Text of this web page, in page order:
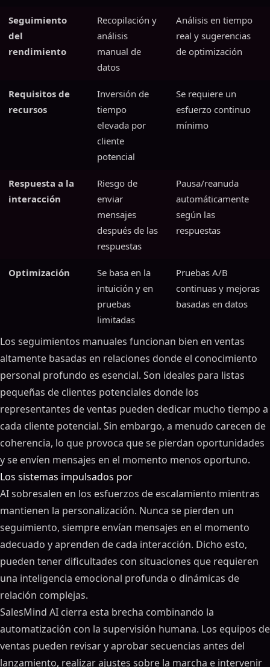
Seguimiento
del
rendimiento
Recopilación y
análisis
manual de
datos
Análisis en tiempo
real y sugerencias
de optimización
Requisitos de
recursos
Inversión de
tiempo
elevada por
cliente
potencial
Se requiere un
esfuerzo continuo
mínimo
Respuesta a la
interacción
Riesgo de
enviar
mensajes
después de las
respuestas
Pausa/reanuda
automáticamente
según las
respuestas
Optimización
Se basa en la
intuición y en
pruebas
limitadas
Pruebas A/B
continuas y mejoras
basadas en datos
Los seguimientos manuales funcionan bien en ventas
altamente basadas en relaciones donde el conocimiento
personal profundo es esencial. Son ideales para listas
pequeñas de clientes potenciales donde los
representantes de ventas pueden dedicar mucho tiempo a
cada cliente potencial. Sin embargo, a menudo carecen de
coherencia, lo que provoca que se pierdan oportunidades
y se envíen mensajes en el momento menos oportuno.
Los sistemas impulsados por
AI sobresalen en los esfuerzos de escalamiento mientras
mantienen la personalización. Nunca se pierden un
seguimiento, siempre envían mensajes en el momento
adecuado y aprenden de cada interacción. Dicho esto,
pueden tener dificultades con situaciones que requieren
una inteligencia emocional profunda o dinámicas de
relación complejas.
SalesMind AI cierra esta brecha combinando la
automatización con la supervisión humana. Los equipos de
ventas pueden revisar y aprobar secuencias antes del
lanzamiento, realizar ajustes sobre la marcha e intervenir